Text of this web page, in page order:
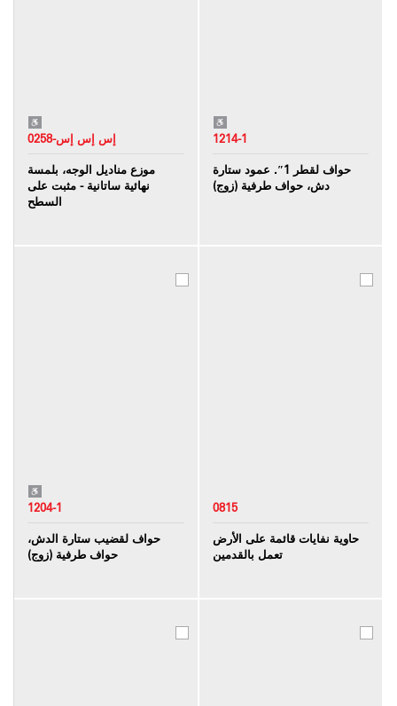
0258-إس إس إس
موزع مناديل الوجه، بلمسة
نهائية ساتانية - مثبت على
السطح
1214-1
حواف لقطر 1″. عمود ستارة
دش، حواف طرفية (زوج)
1204-1
حواف لقضيب ستارة الدش،
حواف طرفية (زوج)
0815
حاوية نفايات قائمة على الأرض
تعمل بالقدمين